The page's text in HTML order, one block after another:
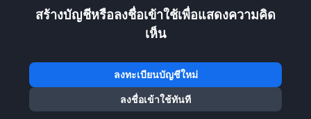
สร้างบัญชีหรือลงชื่อเข้าใช้เพื่อแสดงความคิด
เห็น
ลงทะเบียนบัญชีใหม่
ลงชื่อเข้าใช้ทันที